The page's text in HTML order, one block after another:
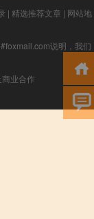
| 精选推荐文章 | 网站地
说明，我们
业合作